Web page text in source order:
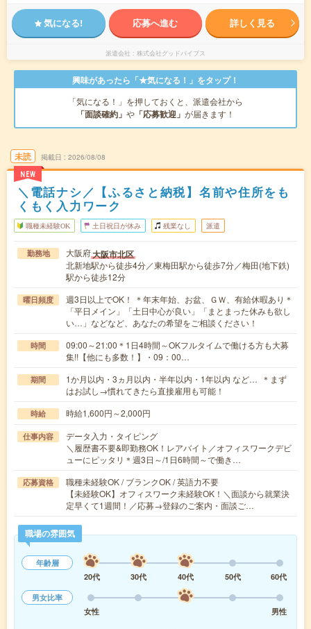
気になる! 応募へ進む 詳しく見る
派遣会社 株式会社グッドバイブス
興味があったら「★気になる！」をタップ！
「気になる！」を押しておくと、派遣会社から
「面談確約」 や 「応募歓迎」 が届きます！
未読
NEW
掲載日 2026/08/08
＼電話ナシ／【ふるさと納税】名前や住所をも
くもく入力ワーク
職種未経験OK 土日祝日が休み 残業なし 派遣
勤務地 大阪府大阪市北区
北新地駅から徒歩4分／東梅田駅から徒歩7分／梅田(地下鉄)
駅から徒歩12分
曜日頻度
週3日以上でOK！ ＊年末年始、お盆、ＧＷ、有給休暇あり＊
「平日メイン」「土日中心が良い」「まとまった休みも欲し
い…」などなど、あなたの希望をご相談ください！
時間
09:00～21:00＊1日4時間～OKフルタイムで働ける方も大募
集!!【他にも多数！】・09：00…
期間
1か月以内・3ヵ月以内・半年以内・1年以内 など… ＊まず
はお試し→慣れてきたら直接雇用も可能！
時給 時給1,600円～2,000円
仕事内容
データ入力・タイピング
＼履歴書不要&即勤務OK！レアバイト／オフィスワークデビ
ューにピッタリ＊週3日～/1日6時間～で働き…
応募資格
職種未経験OK / ブランクOK / 英語力不要
【未経験OK】オフィスワーク未経験OK！＼面談から就業決
定早くて1週間！／応募→登録のご案内・面談ご…
職場の雰囲気
年齢層
20代
30代 40代 50代
60代
男女比率
女性
男性